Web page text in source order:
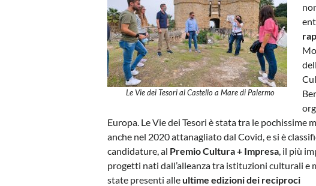
Le Vie dei Tesori al Castello a Mare di Palermo
Europa. Le Vie dei Tesori è stata tra le pochissime
anche nel 2020 attanagliato dal Covid, e si è
candidature, al Premio Cultura + Impresa , il più
progetti nati dall’alleanza tra istituzioni culturali e
state presenti alleultime edizioni dei reciproci